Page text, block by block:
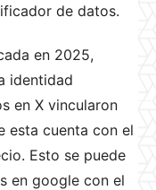
de datos.
en 2025,
identidad
en X vincularon
esta cuenta con el
Esto se puede
en google con el